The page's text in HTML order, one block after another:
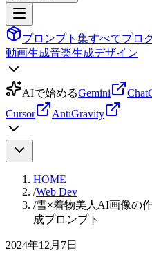
プロンプト集すべてプロ
動画生成音楽生成デザイン
AIで始めるGemini
Cursor
AntiGravity
HOME
/Web Dev
/雪×着物美人AI画像の
成プロンプト
2024年12月7日